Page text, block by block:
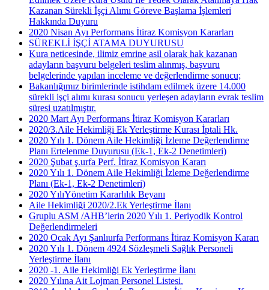
Kazanan Sürekli İşçi Alımı Göreve Başlama İşlemleri
Hakkında Duyuru
2020 Nisan Ayı Performans İtiraz Komisyon Kararları
SÜREKLİ İŞÇİ ATAMA DUYURUSU
Kura neticesinde, ilimiz emrine asil olarak hak kazanan
adayların başvuru belgeleri teslim alınmış, başvuru
belgelerinde yapılan inceleme ve değerlendirme sonucu;
Bakanlığımız birimlerinde istihdam edilmek üzere 14.000
sürekli işçi alımı kurası sonucu yerleşen adayların evrak teslim
süresi uzatılmıştır.
2020 Mart Ayı Performans İtiraz Komisyon Kararları
2020/3.Aile Hekimliği Ek Yerleştirme Kurası İptali Hk.
2020 Yılı 1. Dönem Aile Hekimliği İzleme Değerlendirme
Planı Ertelenme Duyurusu (Ek-1, Ek-2 Denetimleri)
2020 Şubat ş.urfa Perf. İtiraz Komisyon Kararı
2020 Yılı 1. Dönem Aile Hekimliği İzleme Değerlendirme
Planı (Ek-1, Ek-2 Denetimleri)
2020 YılıYönetim Kararlılık Beyanı
Aile Hekimliği 2020/2.Ek Yerleştirme İlanı
Gruplu ASM /AHB’lerin 2020 Yılı 1. Periyodik Kontrol
Değerlendirmeleri
2020 Ocak Ayı Şanlıurfa Performans İtiraz Komisyon Kararı
2020 Yılı 1. Dönem 4924 Sözleşmeli Sağlık Personeli
Yerleştirme İlanı
2020 -1. Aile Hekimliği Ek Yerleştirme İlanı
2020 Yılına Ait Lojman Personel Listesi.